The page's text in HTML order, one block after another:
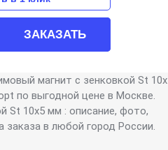
магнит с зенковкой St
по выгодной цене в Москве.
St 10х5 мм : описание, фото,
заказа в любой город России.